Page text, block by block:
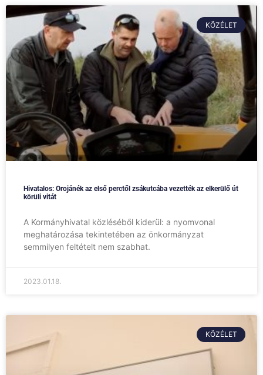
KÖZÉLET
Hivatalos: Orojánék az első perctől zsákutcába vezették az elkerülő út
körüli vitát
A Kormányhivatal közléséből kiderül: a nyomvonal
meghatározása tekintetében az önkormányzat
semmilyen feltételt nem szabhat.
2023.01.18.
KÖZÉLET